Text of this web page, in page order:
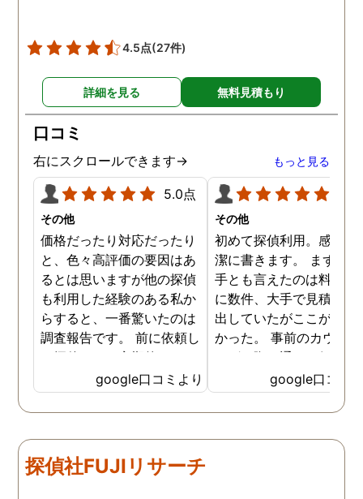
4.5点(27件)
詳細を見る 無料見積もり
口コミ
右にスクロールできます→ もっと見る
5.0点
その他
価格だったり対応だったり
と、色々高評価の要因はあ
るとは思いますが他の探偵
も利用した経験のある私か
らすると、一番驚いたのは
調査報告です。 前に依頼し
た探偵では、定期的にまと
めて報告がくる為なかなか
実際の現状を把握するのが
難しかったですが、ここは
来ていました。 担当の人も
丁寧で報告内容もわかりや
google口コミより
その他
初めて探偵利用。感想を
潔に書きます。 まず、
手とも言えたのは料金。
に数件、大手で見積もり
出していたがここが一番
かった。 事前のカウン
ングの際の通りの価格で
途中での追加料金なども
く安心してお任せできた
由のひとつ。 かと言っ
く、むしろ期待以上に細
google口コミ
探偵社FUJIリサーチ